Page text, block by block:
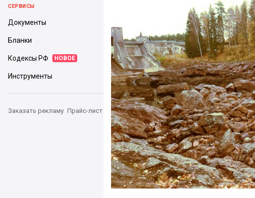
СЕРВИСЫ
Документы
Бланки
Кодексы РФ НОВОЕ
Инструменты
Заказать рекламу Прайс-лист